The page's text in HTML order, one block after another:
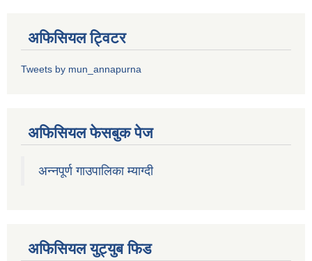
अफिसियल ट्विटर
Tweets by mun_annapurna
अफिसियल फेसबुक पेज
अन्नपूर्ण गाउपालिका म्याग्दी
अफिसियल युट्युब फिड